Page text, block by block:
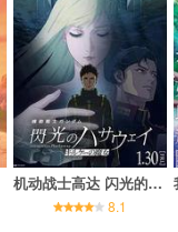
机动战士高达 闪光的哈萨维 喀耳刻的魔女
8.1